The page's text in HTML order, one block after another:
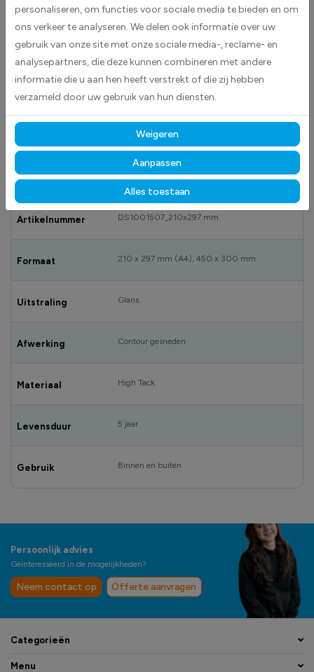
BESCHRIJVING
Attention forklifts / Safety shoes mandatory stickers worden geleverd als
rechthoekige stickers.Deze worden standaard geleverd in wit met daarin
gebods pictogram.
SPECIFICATIES
Artikelnummer DS1001507_210x297 mm
Formaat 210 x 297 mm (A4), 450 x 300 mm
Uitstraling Glans
Afwerking Contour gesneden
Materiaal High Tack
Levensduur 5 jaar
Gebruik Binnen en buiten
Persoonlijk advies
Geïnteresseerd in de mogelijkheden?
Neem contact op Offerte aanvragen
Categorieën
Menu
personaliseren, om functies voor sociale media te bieden en om
ons verkeer te analyseren. We delen ook informatie over uw
gebruik van onze site met onze sociale media-, reclame- en
analysepartners, die deze kunnen combineren met andere
informatie die u aan hen heeft verstrekt of die zij hebben
verzameld door uw gebruik van hun diensten.
Weigeren
Aanpassen
Alles toestaan